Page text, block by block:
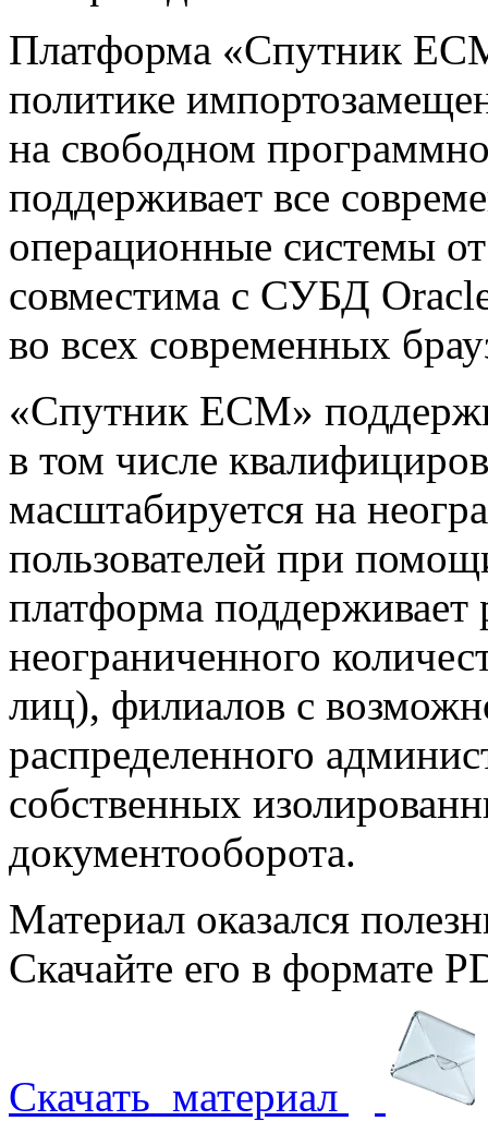
Платформа «Спутник
политике
на свободном
поддерживает все
операционные системы
совместима с СУБД
во всех современных
«Спутник ЕСМ»
в том числе
масштабируется на
пользователей при
платформа поддерживает
неограниченного
лиц), филиалов с
распределенного
собственных
документооборота.
Материал оказался
Скачайте его в формате
Скачать материал